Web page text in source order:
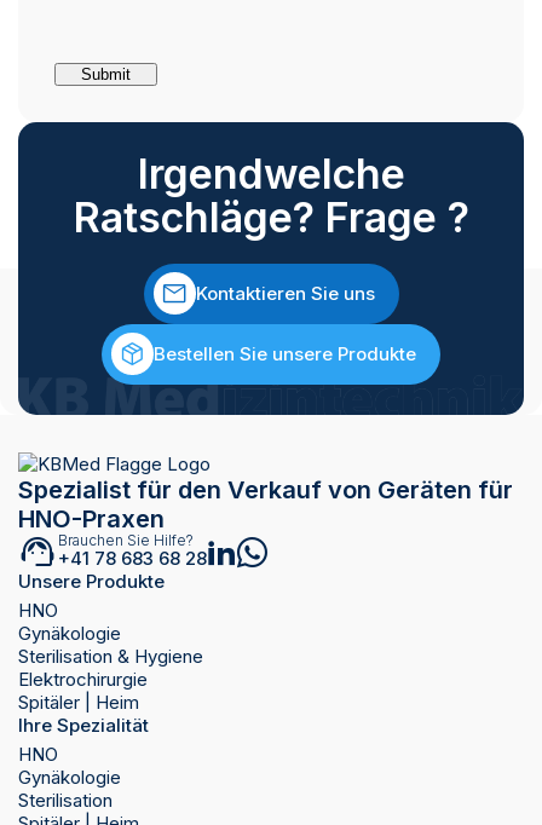
Irgendwelche
Ratschläge? Frage ?
Kontaktieren Sie uns
Bestellen Sie unsere Produkte
Spezialist für den Verkauf von Geräten für
HNO-Praxen
Brauchen Sie Hilfe?
+41 78 683 68 28
Unsere Produkte
HNO
Gynäkologie
Sterilisation & Hygiene
Elektrochirurgie
Spitäler | Heim
Ihre Spezialität
HNO
Gynäkologie
Sterilisation